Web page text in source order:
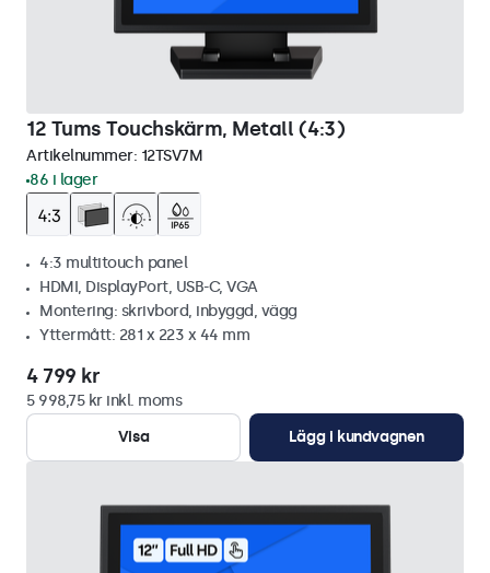
12 Tums Touchskärm, Metall (4:3)
Artikelnummer: 12TSV7M
86 i lager
4:3 multitouch panel
HDMI, DisplayPort, USB-C, VGA
Montering: skrivbord, inbyggd, vägg
Yttermått: 281 x 223 x 44 mm
4 799 kr
5 998,75 kr inkl. moms
Visa
Lägg i kundvagnen